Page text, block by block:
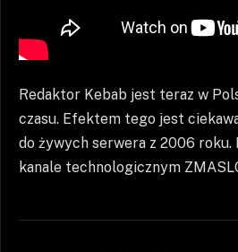
Redaktor Kebab jest teraz w
czasu. Efektem tego jest
do żywych serwera z 2006 roku.
kanale technologicznym